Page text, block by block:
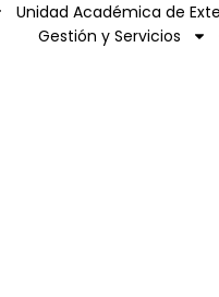
Unidad Académica de
Gestión y Servicios